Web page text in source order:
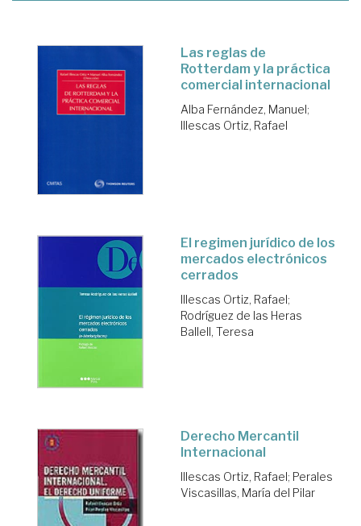
Las reglas de
Rotterdam y la práctica
comercial internacional
Alba Fernández, Manuel;
Illescas Ortiz, Rafael
El regimen jurídico de los
mercados electrónicos
cerrados
Illescas Ortiz, Rafael;
Rodríguez de las Heras
Ballell, Teresa
Derecho Mercantil
Internacional
Illescas Ortiz, Rafael; Perales
Viscasillas, María del Pilar